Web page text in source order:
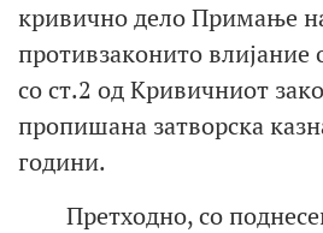
кривично дело Примање
противзаконито влијание
со ст.2 од Кривичниот
пропишана затворска
години.
Претходно, со